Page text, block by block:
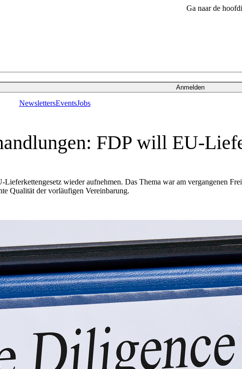
Ga naar de
Anmelden
NewslettersEventsJobs
FDP will EU-
wieder aufnehmen. Das Thema war am vergangenen
Qualität der vorläufigen Vereinbarung.